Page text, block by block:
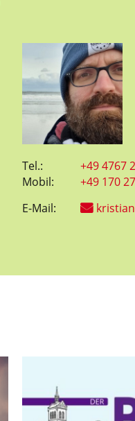
Tel.:
+49 4767
Mobil:
+49 170
E-Mail: